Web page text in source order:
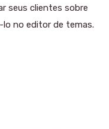
seus clientes sobre
lo no editor de temas.